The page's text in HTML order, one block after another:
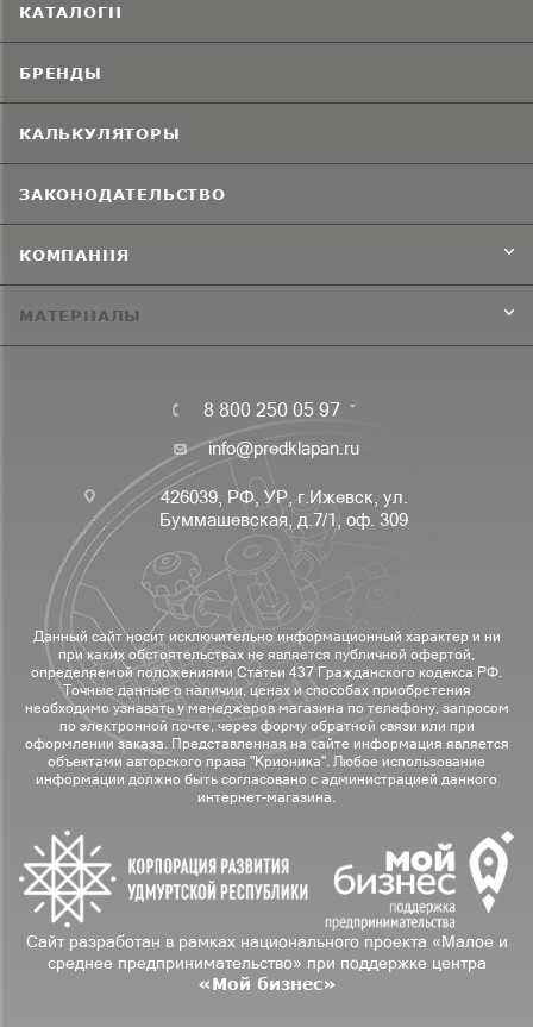
КАТАЛОГИ
БРЕНДЫ
КАЛЬКУЛЯТОРЫ
ЗАКОНОДАТЕЛЬСТВО
КОМПАНИЯ
МАТЕРИАЛЫ
8 800 250 05 97
info@predklapan.ru
426039, РФ, УР, г.Ижевск, ул.
Буммашевская, д.7/1, оф. 309
Данный сайт носит исключительно информационный характер и ни
при каких обстоятельствах не является публичной офертой,
определяемой положениями Статьи 437 Гражданского кодекса РФ.
Точные данные о наличии, ценах и способах приобретения
необходимо узнавать у менеджеров магазина по телефону, запросом
по электронной почте, через форму обратной связи или при
оформлении заказа. Представленная на сайте информация является
объектами авторского права "Крионика". Любое использование
информации должно быть согласовано с администрацией данного
интернет-магазина.
Сайт разработан в рамках национального проекта «Малое и
среднее предпринимательство» при поддержке центра
«Мой бизнес»